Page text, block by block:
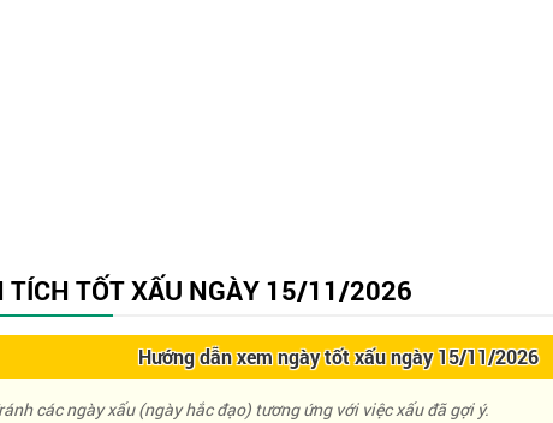
TÍCH TỐT XẤU NGÀY 15/11/2026
Hướng dẫn xem ngày tốt xấu ngày 15/11/2026
các ngày xấu (ngày hắc đạo) tương ứng với việc xấu đã gợi ý.